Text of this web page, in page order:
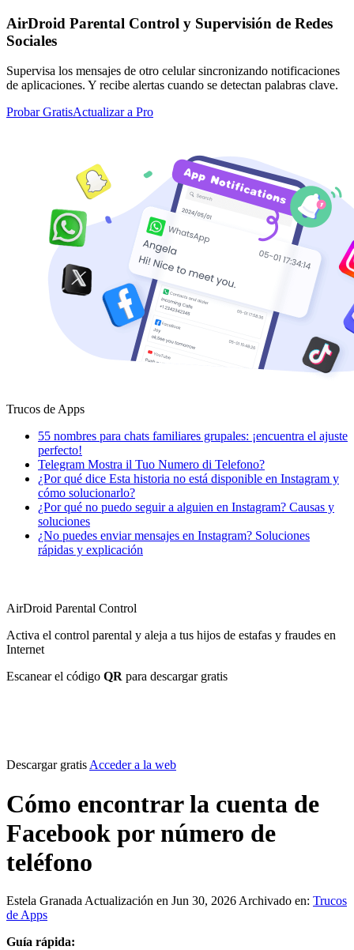
AirDroid Parental Control y Supervisión de Redes
Sociales
Supervisa los mensajes de otro celular sincronizando notificaciones
de aplicaciones. Y recibe alertas cuando se detectan palabras clave.
Probar GratisActualizar a Pro
Trucos de Apps
55 nombres para chats familiares grupales: ¡encuentra el ajuste
perfecto!
Telegram Mostra il Tuo Numero di Telefono?
¿Por qué dice Esta historia no está disponible en Instagram y
cómo solucionarlo?
¿Por qué no puedo seguir a alguien en Instagram? Causas y
soluciones
¿No puedes enviar mensajes en Instagram? Soluciones
rápidas y explicación
AirDroid Parental Control
Activa el control parental y aleja a tus hijos de estafas y fraudes en
Internet
Escanear el código QR para descargar gratis
Descargar gratisAcceder a la web
Cómo encontrar la cuenta de
Facebook por número de
teléfono
Estela Granada Actualización en Jun 30, 2026 Archivado en: Trucos
de Apps
Guía rápida: